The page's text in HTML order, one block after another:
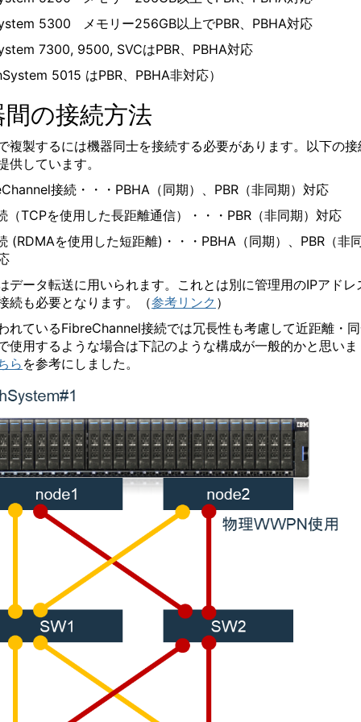
5300 メモリー256GB以上でPBR、PBHA対応
7300, 9500, SVCはPBR、PBHA対応
5015 はPBR、PBHA非対応）
間の接続方法
複製するには機器同士を接続する必要があります。以下の接
供しています。
接続・・・PBHA（同期）、PBR（非同期）対応
（TCPを使用した長距離通信）・・・PBR（非同期）対応
(RDMAを使用した短距離)・・・PBHA（同期）、PBR（非
データ転送に用いられます。これとは別に管理用のIPアドレ
続も必要となります。（参考リンク ）
れているFibreChannel接続では冗長性も考慮して近距離・
使用するような場合は下記のような構成が一般的かと思いま
ら を参考にしました。